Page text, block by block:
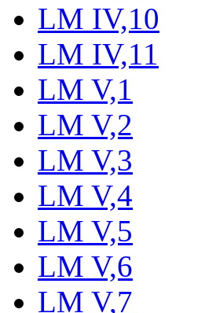
LM IV,10
LM IV,11
LM V,1
LM V,2
LM V,3
LM V,4
LM V,5
LM V,6
LM V,7